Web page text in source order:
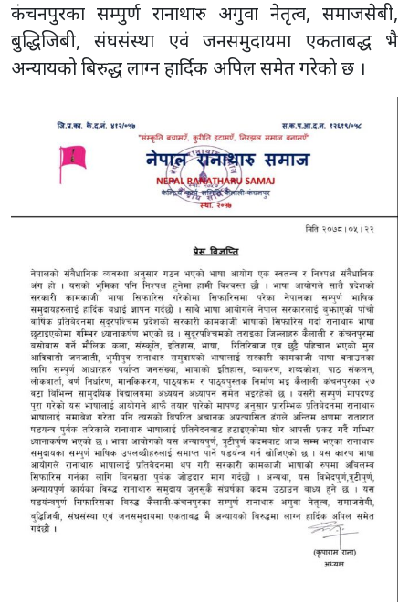
कंचनपुरका सम्पुर्ण रानाथारु अगुवा नेतृत्व, समाजसेबी,
बुद्धिजिबी, संघसंस्था एवं जनसमुदायमा एकताबद्ध भै
अन्यायको बिरुद्ध लाग्न हार्दिक अपिल समेत गरेकाे छ ।